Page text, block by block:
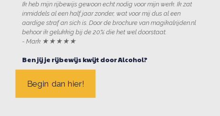
Ik heb mijn rijbewijs gewoon echt nodig voor mijn werk. Ik zat
inmiddels al een half jaar zonder, wat voor mij dus al een
aardige straf an sich is. Door de brochure van magikalrijden.nl
behoor ik gelukkig bij de 20% die het wel doorstaat.
- Mark ★★★★★
Ben jij je rijbewijs kwijt door Alcohol?
Begin dan hier!